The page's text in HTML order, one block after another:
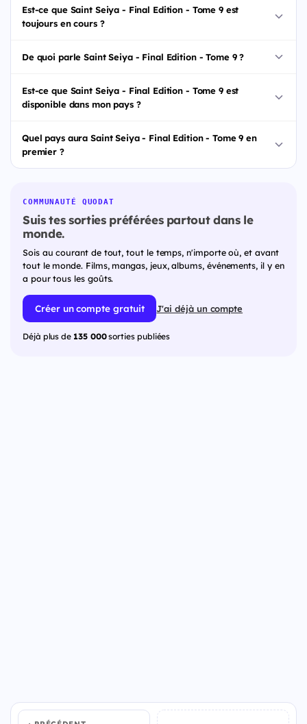
Est-ce que Saint Seiya - Final Edition - Tome 9 est
toujours en cours ?
De quoi parle Saint Seiya - Final Edition - Tome 9 ?
Est-ce que Saint Seiya - Final Edition - Tome 9 est
disponible dans mon pays ?
Quel pays aura Saint Seiya - Final Edition - Tome 9 en
premier ?
COMMUNAUTÉ QUODAT
Suis tes sorties préférées partout dans le
monde.
Sois au courant de tout, tout le temps, n'importe où, et avant
tout le monde. Films, mangas, jeux, albums, événements, il y en
a pour tous les goûts.
Créer un compte gratuit J'ai déjà un compte
Déjà plus de 135 000sorties publiées